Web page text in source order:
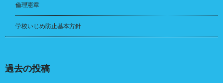
倫理憲章
学校いじめ防止基本方針
過去の投稿